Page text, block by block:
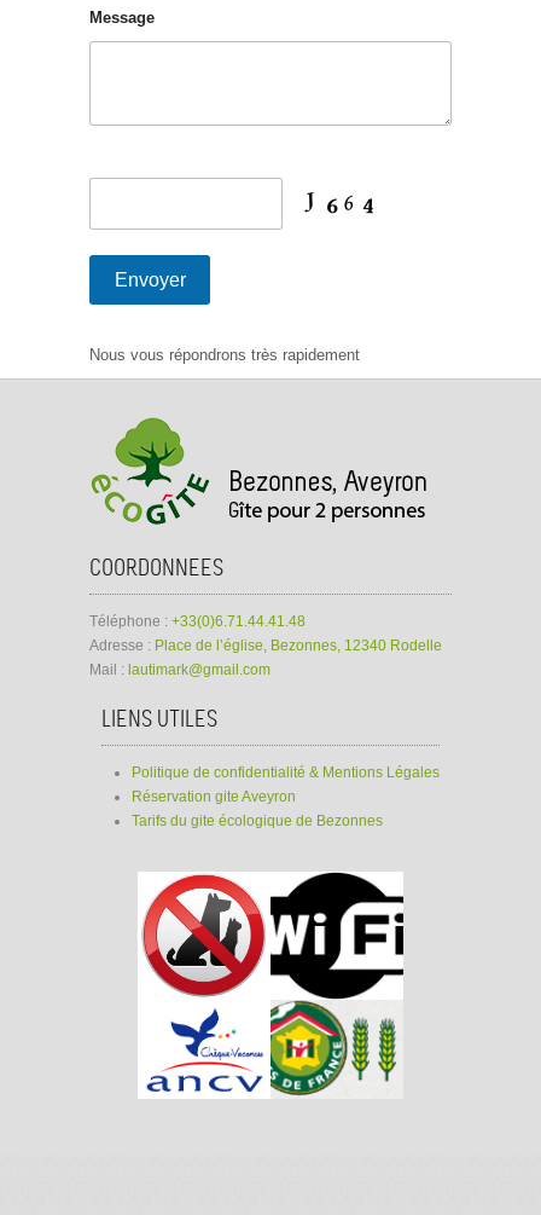
Message
Nous vous répondrons très rapidement
COORDONNEES
Téléphone : +33(0)6.71.44.41.48
Adresse : Place de l’église, Bezonnes, 12340 Rodelle
Mail : lautimark@gmail.com
LIENS UTILES
Politique de confidentialité & Mentions Légales
Réservation gite Aveyron
Tarifs du gite écologique de Bezonnes